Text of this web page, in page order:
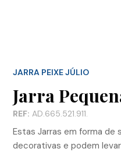
JARRA PEIXE JÚLIO
Jarra
REF: AD.665.521.911.
Estas Jarras em forma de
decorativas e podem